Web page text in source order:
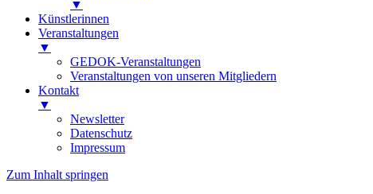
▼
Künstlerinnen
Veranstaltungen
▼
GEDOK-Veranstaltungen
Veranstaltungen von unseren Mitgliedern
Kontakt
▼
Newsletter
Datenschutz
Impressum
Zum Inhalt springen